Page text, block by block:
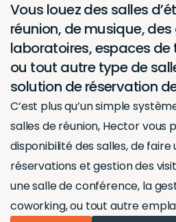
Vous louez des salles
réunion, de musique,
laboratoires, espaces
ou tout autre type de
solution de réservation
C’est plus qu’un simple
salles de réunion, Hector vous
disponibilité des salles, de faire
réservationsetgestion des
unesalle de conférence, la
coworking, ou tout autre